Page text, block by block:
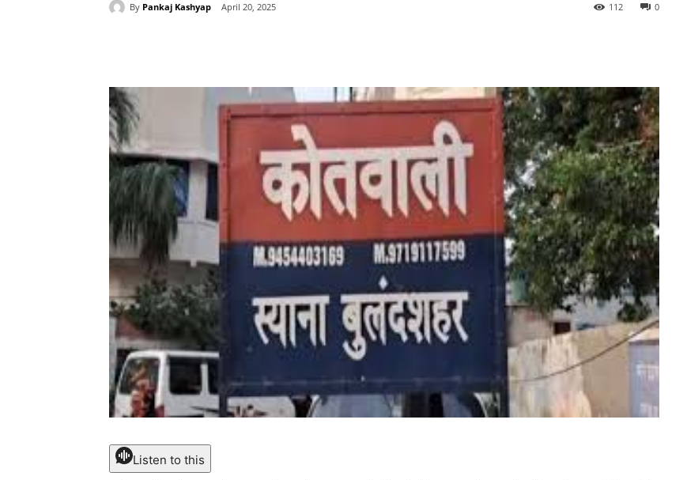
By Pankaj Kashyap April 20, 2025 0
112
Listen to this